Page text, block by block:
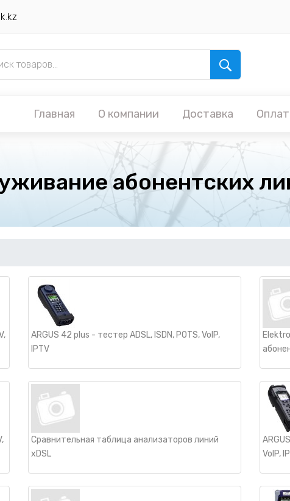
Главная О компании Доставка
абонентских
ARGUS 42 plus - тестер ADSL, ISDN, POTS, VoIP,
IPTV
Сравнительная таблица анализаторов линий
xDSL
VoIP,